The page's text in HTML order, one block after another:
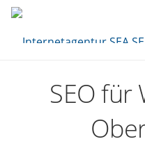
SEO für